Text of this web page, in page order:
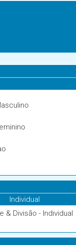
Individual
& Divisão - Individual